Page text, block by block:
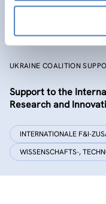
UKRAINE COALITION
Support to the
Research and
INTERNATIONALE F&I-
WISSENSCHAFTS-,